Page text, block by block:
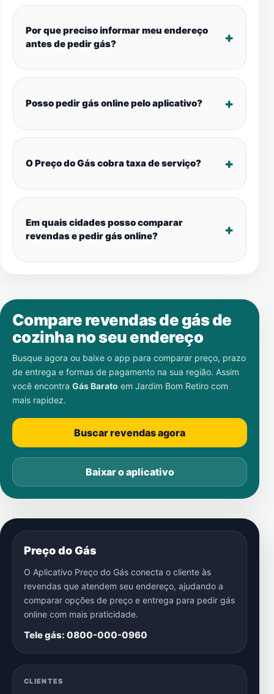
Por que preciso informar meu endereço
antes de pedir gás?
Posso pedir gás online pelo aplicativo?
O Preço do Gás cobra taxa de serviço?
Em quais cidades posso comparar
revendas e pedir gás online?
Compare revendas de gás de
cozinha no seu endereço
Busque agora ou baixe o app para comparar preço, prazo
de entrega e formas de pagamento na sua região. Assim
você encontra Gás Barato em Jardim Bom Retiro com
mais rapidez.
Buscar revendas agora
Baixar o aplicativo
Preço do Gás
O Aplicativo Preço do Gás conecta o cliente às
revendas que atendem seu endereço, ajudando a
comparar opções de preço e entrega para pedir gás
online com mais praticidade.
Tele gás: 0800-000-0960
CLIENTES